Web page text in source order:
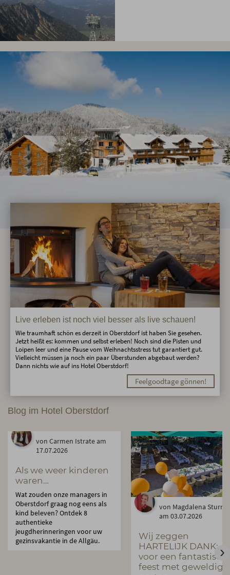
Live erleben ist noch viel besser als live schauen!
Wie traumhaft schön es derzeit in Oberstdorf ist haben Sie gesehen.
Jetzt heißt es: kommen und selbst erleben! Noch sind die Pisten und
Loipen leer und eine Pause vom Weihnachtsstress tut garantiert gut.
Vielleicht müssen ja noch ein paar Überstunden abgebaut werden?
Dann nichts wie auf ins Hotel Oberstdorf!
Feelgoodtage gönnen!
Blog im Hotel Oberstdorf
von Carmen Istrate am
17.07.2026
Als we weer kinderen
waren…
Wat zouden onze managers in
Oberstdorf graag nog eens als
kind beleven? Ontdek 8
authentieke
jeugdherinneringen voor uw
gezinsvakantie in de Allgäu.
von Magdalena Sturm
am 03.07.2026
Wij zeggen
HARTELIJK DANK:
voor een fantastisch
feest met geweldige